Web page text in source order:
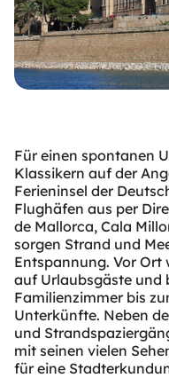
Für einen spontanen
Klassikern auf der
Ferieninsel der
Flughäfen aus per
de Mallorca, Cala
sorgen Strand und
Entspannung. Vor Ort
auf Urlaubsgäste und
Familienzimmer bis
Unterkünfte. Neben
und
mit seinen vielen
für eine